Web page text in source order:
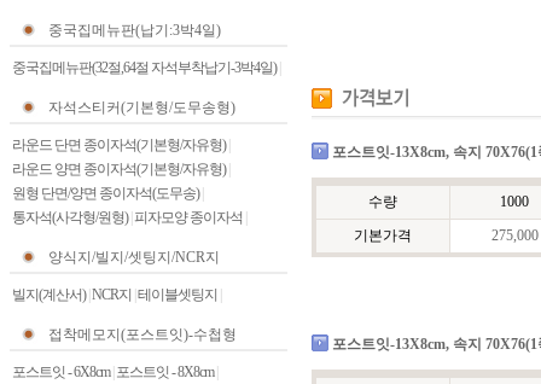
중국집메뉴판(납기:3박4일)
중국집메뉴판(32절,64절 자석부착납기-3박4일)|
자석스티커(기본형/도무송형)
라운드 단면 종이자석(기본형/자유형)|
라운드 양면 종이자석(기본형/자유형)|
원형 단면/양면 종이자석(도무송)|
통자석(사각형/원형)| 피자모양 종이자석
양식지/빌지/셋팅지/NCR지
빌지(계산서)| NCR지 테이블셋팅지
접착메모지(포스트잇)-수첩형
포스트잇 - 6X8cm| 포스트잇 - 8X8cm|
포스트잇-13X8cm, 속지
수량
1000
기본가격
275,000
포스트잇-13X8cm, 속지